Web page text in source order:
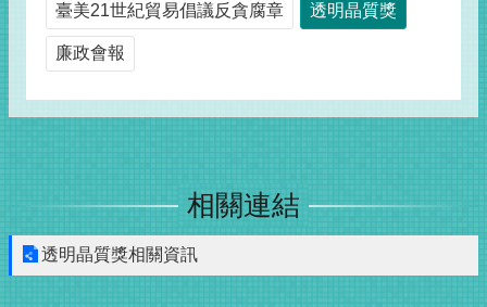
臺美21世紀貿易倡議反貪腐章 透明晶質獎
廉政會報
相關連結
透明晶質獎相關資訊